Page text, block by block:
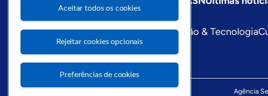
Editorias
Economia & PolíticaInovação & Tecnologia
Agência
Aceitar todos os cookies
Rejeitar cookies opcionais
Preferências de cookies